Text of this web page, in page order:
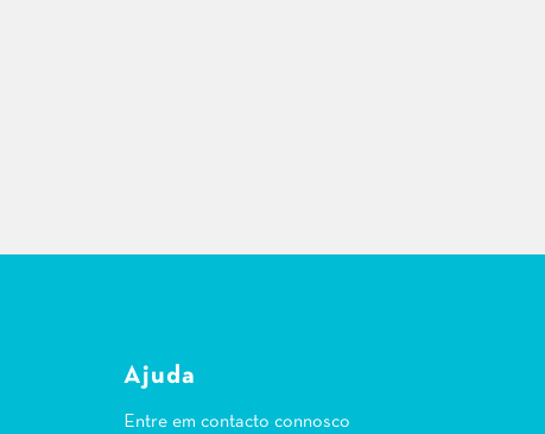
Ajuda
Entre em contacto connosco